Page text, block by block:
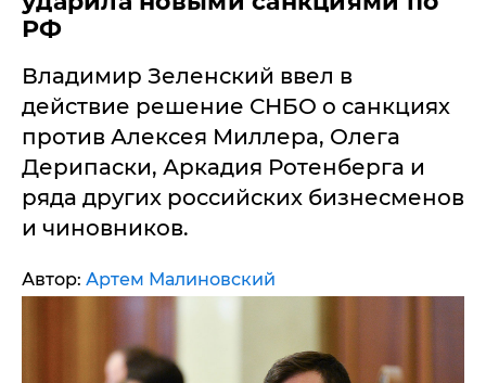
РФ
Владимир Зеленский ввел в
действие решение СНБО о санкциях
против Алексея Миллера, Олега
Дерипаски, Аркадия Ротенберга и
ряда других российских бизнесменов
и чиновников.
Автор: Артем Малиновский